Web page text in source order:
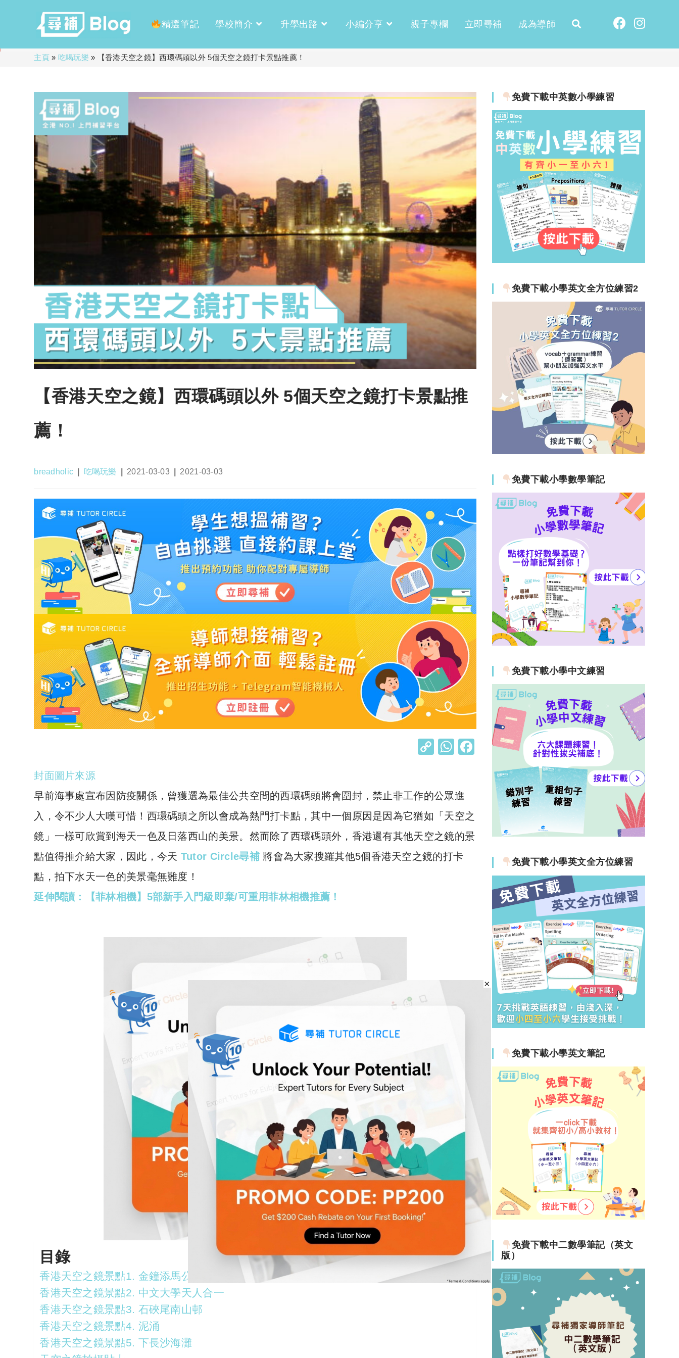
精選筆記 學校簡介 升學出路 小編分享 親子專欄 立即尋補 成為導師
主頁» 吃喝玩樂 » 【香港天空之鏡】西環碼頭以外 5個天空之鏡打卡景點推薦！
【香港天空之鏡】西環碼頭以外 5個天空之鏡打卡景點推
薦！
Post
breadholic
Post
吃喝玩樂
Post
2021-03-03
Post
2021-03-03
C
y
Li
n
k
W
s
A
p
p
封面圖片來源
早前海事處宣布因防疫關係，曾獲選為最佳公共空間的西環碼頭將會圍封，禁止非工作的公眾進
入，令不少人大嘆可惜！西環碼頭之所以會成為熱門打卡點，其中一個原因是因為它猶如「天空之
鏡」一樣可欣賞到海天一色及日落西山的美景。然而除了西環碼頭外，香港還有其他天空之鏡的景
點值得推介給大家，因此，今天 Tutor Circle尋補將會為大家搜羅其他5個香港天空之鏡的打卡
點，拍下水天一色的美景毫無難度！
延伸閱讀：【菲林相機】5部新手入門級即棄/可重用菲林相機推薦！
目錄
香港天空之鏡景點1. 金鐘添馬公園
香港天空之鏡景點2. 中文大學天人合一
香港天空之鏡景點3. 石硤尾南山邨
香港天空之鏡景點4. 泥涌
香港天空之鏡景點5. 下長沙海灘
免費下載中英數小學練習
免費下載小學英文全方位練習2
免費下載小學數學筆記
免費下載小學中文練習
免費下載小學英文全方位練習
免費下載小學英文筆記
免費下載中二數學筆記（英文
版）